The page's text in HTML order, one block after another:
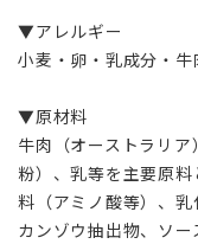
▼アレルギー
小麦・卵・乳成分・
▼原材料
牛肉（オーストラリ
粉）、乳等を主要原
料（アミノ酸等）、乳
カンゾウ抽出物、ソー